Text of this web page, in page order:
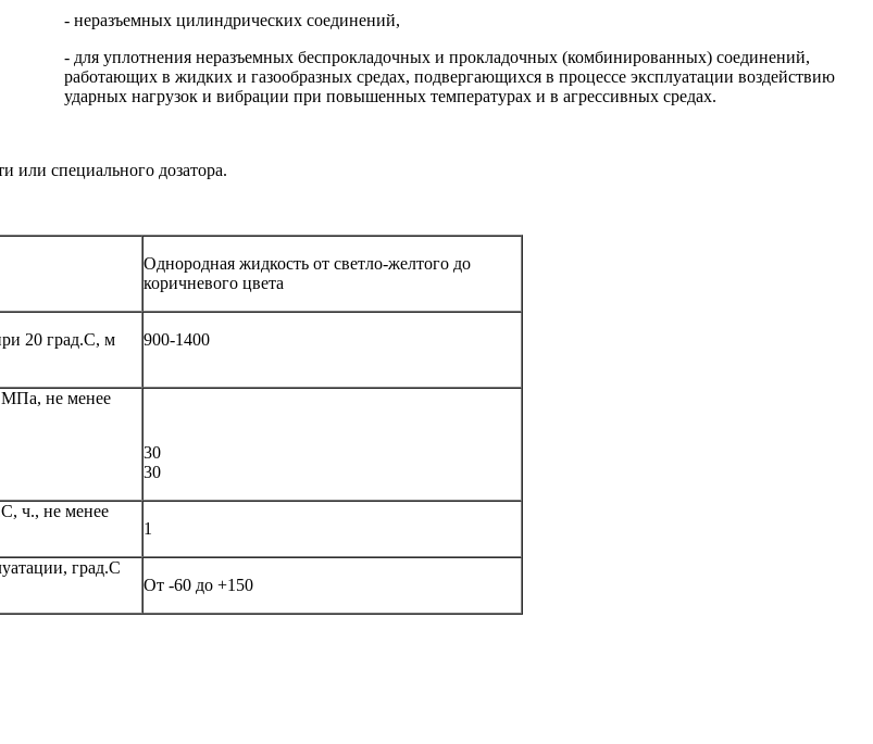
- неразъемных цилиндрических соединений,
- для уплотнения неразъемных беспрокладочных и прокладочных (комбинированных) соединений,
работающих в жидких и газообразных средах, подвергающихся в процессе эксплуатации воздействию
ударных нагрузок и вибрации при повышенных температурах и в агрессивных средах.
или специального дозатора.
Однородная жидкость от светло-желтого до
коричневого цвета
20 град.С, м
900-1400
МПа, не менее
30
30
ч., не менее
1
град.С
От -60 до +150